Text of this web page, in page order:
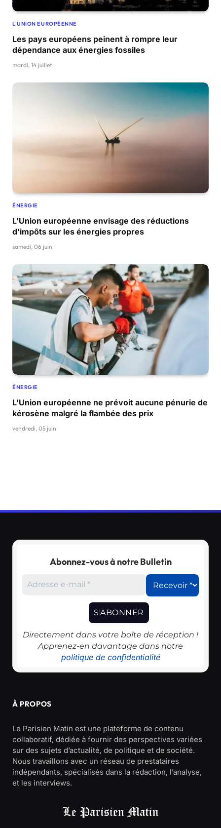
L'UNION EUROPÉENNE
Les pays européens peinent à rompre leur
dépendance aux énergies fossiles
mardi, 14 juillet
ÉNERGIE
L’Union européenne envisage des réductions
d’impôts sur les énergies propres
samedi, 06 juin
ÉNERGIE
L’Union européenne ne prévoit aucune pénurie de
kérosène malgré la flambée des prix
vendredi, 05 juin
Abonnez-vous à notre Bulletin
Directement dans votre boîte de réception !
Apprenez-en davantage dans notre
politique de confidentialité
À PROPOS
Le Parisien Matin est une plateforme de contenu
collaboratif, dédiée à fournir des perspectives variées
sur des sujets d’actualité, de politique et de société.
Nous travaillons avec un réseau de prestataires
indépendants, spécialisés dans la rédaction, l’analyse,
et les interviews.